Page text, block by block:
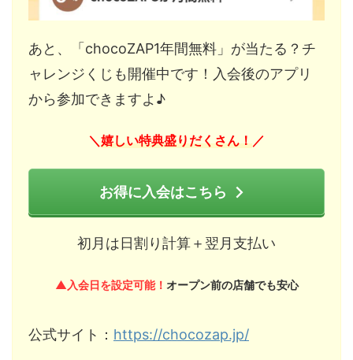
あと、「chocoZAP1年間無料」が当たる？チ
ャレンジくじも開催中です！入会後のアプリ
から参加できますよ♪
＼ 嬉しい特典盛りだくさん！ ／
お得に入会はこちら
初月は日割り計算＋翌月支払い
▲入会日を設定可能！ オープン前の店舗でも安心
公式サイト： https://chocozap.jp/